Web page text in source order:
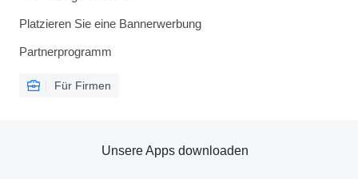
Platzieren Sie eine Bannerwerbung
Partnerprogramm
Für Firmen
Unsere Apps downloaden